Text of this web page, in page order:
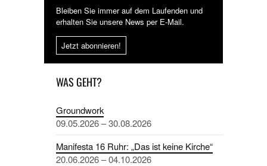
Bleiben Sie immer auf dem Laufenden und
erhalten Sie unsere News per E-Mail.
Jetzt abonnieren!
WAS GEHT?
Groundwork
09.05.2026 – 30.08.2026
Manifesta 16 Ruhr: „Das ist keine Kirche“
20.06.2026 – 04.10.2026